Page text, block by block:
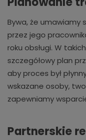
Bywa, że umawiamy
przez jego
roku obsługi. W
szczegółowy plan
aby proces był
wskazane osoby,
zapewniamy
Partnerskie